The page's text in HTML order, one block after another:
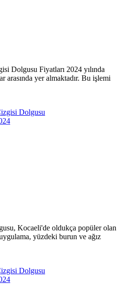
Dolgusu Fiyatları 2024 yılında
arasında yer almaktadır. Bu işlemi
Dolgusu
Kocaeli'de oldukça popüler olan
yüzdeki burun ve ağız
Dolgusu